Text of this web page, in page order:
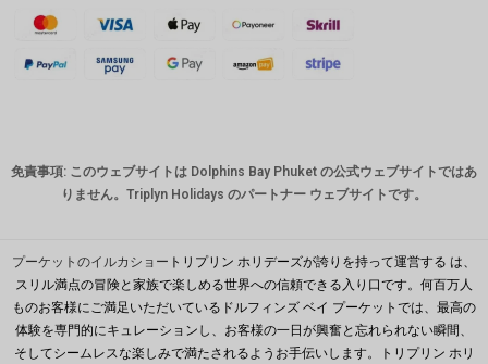
ククロー
オースト
ラリアド
韓国ウォ
ン
人民元
台湾
免責事項: このウェブサイトは Dolphins Bay Phuket の公式ウェブサイトではあ
りません。Triplyn Holidays のパートナー ウェブサイトです。
プーケットのイルカショー トリプリン ホリデーズが誇りを持って運営する は、
スリル満点の冒険と家族で楽しめる世界への信頼できる入り口です。何百万人
ものお客様にご満足いただいているドルフィンズ ベイ プーケットでは、最高の
体験を専門的にキュレーションし、お客様の一日が興奮と忘れられない瞬間、
そしてシームレスな楽しみで満たされるようお手伝いします。トリプリン ホリ